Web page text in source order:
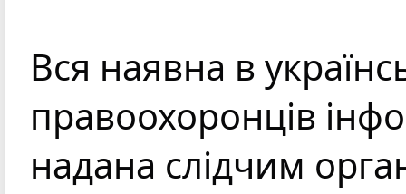
Вся наявна в
правоохоронців
надана слідчим